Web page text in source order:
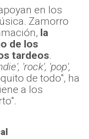
en los
Zamorro
la
de los
tardeos.
'rock', 'pop',
de todo", ha
a los